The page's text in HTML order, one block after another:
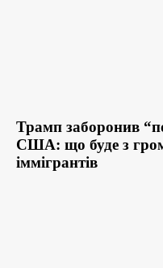
Трамп заборонив
США: що буде з
іммігрантів